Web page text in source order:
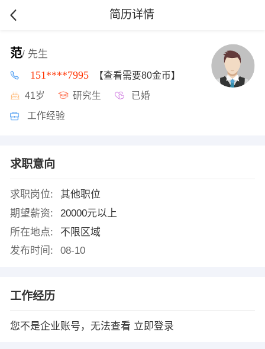
简历详情
范/ 先生
151****7995 【查看需要80金币】
41岁 研究生 已婚
工作经验
求职意向
求职岗位:
其他职位
期望薪资:
20000元以上
所在地点:
不限区域
发布时间:
08-10
工作经历
您不是企业账号，无法查看 立即登录